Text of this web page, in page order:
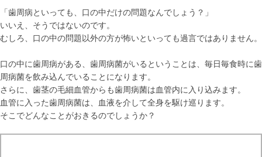
「歯周病といっても、口の中だけの問題なんでしょう？」
いいえ、そうではないのです。
むしろ、口の中の問題以外の方が怖いといっても過言ではありません。
口の中に歯周病がある、歯周病菌がいるということは、毎日毎食時に歯
周病菌を飲み込んでいることになります。
さらに、歯茎の毛細血管からも歯周病菌は血管内に入り込みます。
血管に入った歯周病菌は、血液を介して全身を駆け巡ります。
そこでどんなことがおきるのでしょうか？